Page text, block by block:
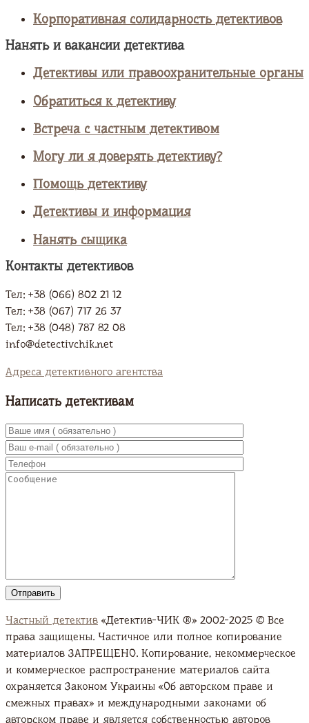
Корпоративная солидарность детективов
Нанять и вакансии детектива
Детективы или правоохранительные органы
Обратиться к детективу
Встреча с частным детективом
Могу ли я доверять детективу?
Помощь детективу
Детективы и информация
Нанять сыщика
Контакты детективов
Тел: +38 (066) 802 21 12
Тел: +38 (067) 717 26 37
Тел: +38 (048) 787 82 08
info@detectivchik.net
Адреса детективного агентства
Написать детективам
Частный детектив «Детектив-ЧИК ®» 2002-2025 © Все
права защищены. Частичное или полное копирование
материалов ЗАПРЕЩЕНО. Копирование, некоммерческое
и коммерческое распространение материалов сайта
охраняется Законом Украины «Об авторском праве и
смежных правах» и международными законами об
авторском праве и является собственностью авторов